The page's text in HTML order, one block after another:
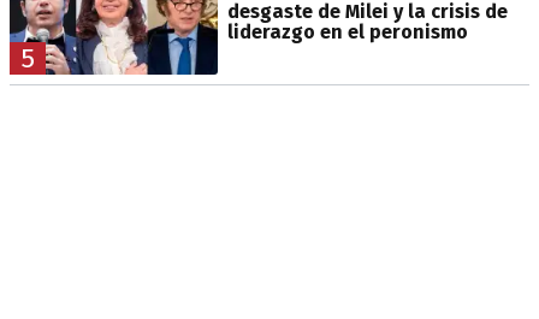
5
desgaste de Milei y la crisis de
liderazgo en el peronismo